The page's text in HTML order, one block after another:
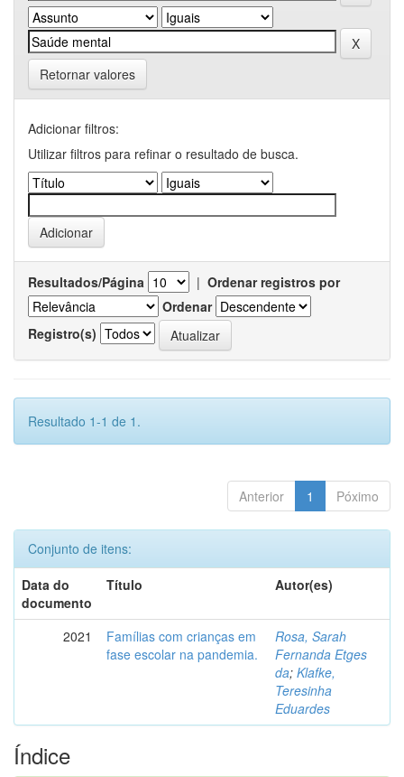
Retornar valores
Adicionar filtros:
Utilizar filtros para refinar o resultado de busca.
Resultados/Página | Ordenar registros por
Ordenar
Registro(s)
Resultado 1-1 de 1.
Anterior 1 Póximo
Conjunto de itens:
Data do
documento
Título Autor(es)
2021
Famílias com crianças em
fase escolar na pandemia.
Rosa, Sarah
Fernanda Etges
da; Klafke,
Teresinha
Eduardes
Índice